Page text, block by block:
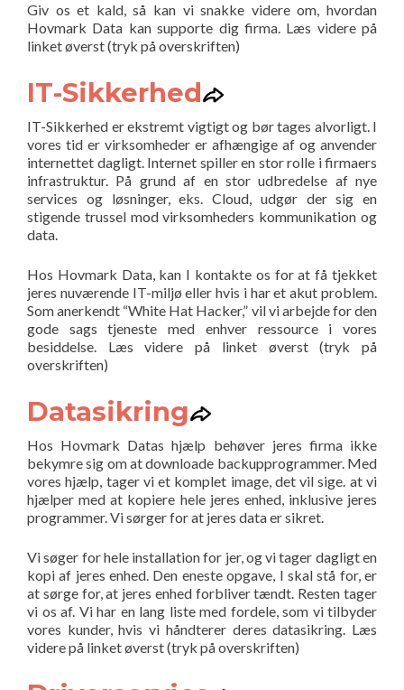
Giv os et kald, så kan vi snakke videre om, hvordan
Hovmark Data kan supporte dig firma. Læs videre på
linket øverst (tryk på overskriften)
IT-Sikkerhed
IT-Sikkerhed er ekstremt vigtigt og bør tages alvorligt. I
vores tid er virksomheder er afhængige af og anvender
internettet dagligt. Internet spiller en stor rolle i firmaers
infrastruktur. På grund af en stor udbredelse af nye
services og løsninger, eks. Cloud, udgør der sig en
stigende trussel mod virksomheders kommunikation og
data.
Hos Hovmark Data, kan I kontakte os for at få tjekket
jeres nuværende IT-miljø eller hvis i har et akut problem.
Som anerkendt “White Hat Hacker,” vil vi arbejde for den
gode sags tjeneste med enhver ressource i vores
besiddelse. Læs videre på linket øverst (tryk på
overskriften)
Datasikring
Hos Hovmark Datas hjælp behøver jeres firma ikke
bekymre sig om at downloade backupprogrammer. Med
vores hjælp, tager vi et komplet image, det vil sige. at vi
hjælper med at kopiere hele jeres enhed, inklusive jeres
programmer. Vi sørger for at jeres data er sikret.
Vi søger for hele installation for jer, og vi tager dagligt en
kopi af jeres enhed. Den eneste opgave, I skal stå for, er
at sørge for, at jeres enhed forbliver tændt. Resten tager
vi os af. Vi har en lang liste med fordele, som vi tilbyder
vores kunder, hvis vi håndterer deres datasikring. Læs
videre på linket øverst (tryk på overskriften)